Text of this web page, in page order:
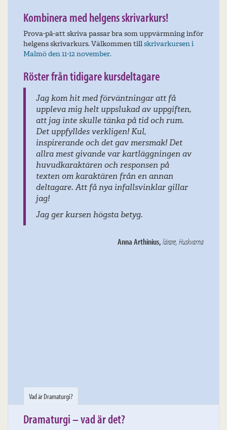
Kombinera med helgens skrivarkurs!
Prova-på-att skriva passar bra som uppvärmning inför
helgens skrivarkurs. Välkommen tillskrivarkursen i
Malmö den 11-12 november.
Röster från tidigare kursdeltagare
Det känns som om jag fått mycket att
smälta. Tydlig undervisning, koncentrerat
och trivsamt! Mina önskningar var att få
kunskap och inblick i hur man på ett
intressant sätt kan "komma in" i en
berättelse och skriva om den. Jag känner
att jag fått "smaka på det", men har
mycket kvar att lära. Det allra mest
givande var att "Gestalta sin
huvudkaraktär", som var ett nytt sätt att
fundera och tänka på för min del.
engagemang! En väldigt rolig skrivarkurs
som jag ger högsta betyg.
Vad är Dramaturgi?
Dramaturgi – vad är det?